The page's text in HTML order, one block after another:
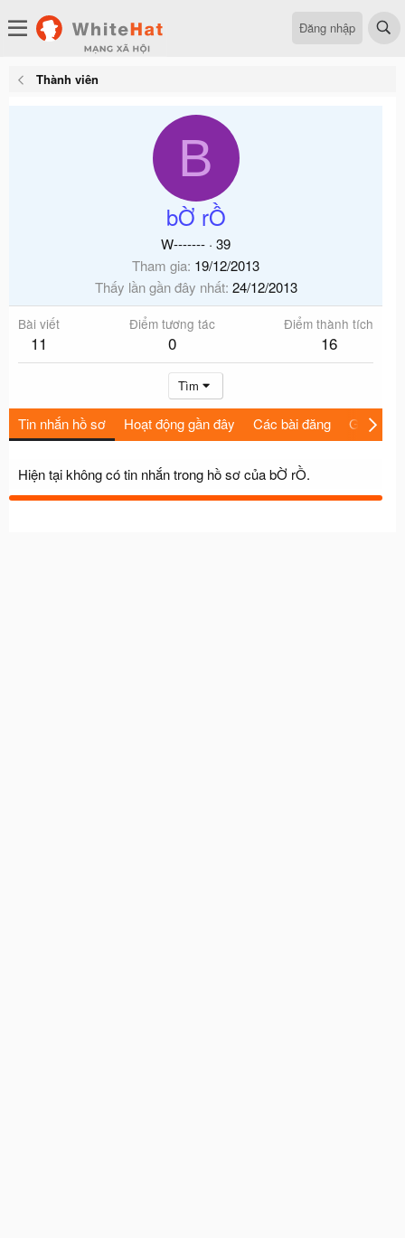
Đăng nhập
Thành viên
B
bỜ rỒ
W------- · 39
Tham gia 19/12/2013
Thấy lần gần đây nhất 24/12/2013
Bài viết
11
Điểm tương tác
0
Điểm thành tích
16
Tìm
Tin nhắn hồ sơ Hoạt động gần đây Các bài đăng Giới thiệu
Hiện tại không có tin nhắn trong hồ sơ của bỜ rỒ.